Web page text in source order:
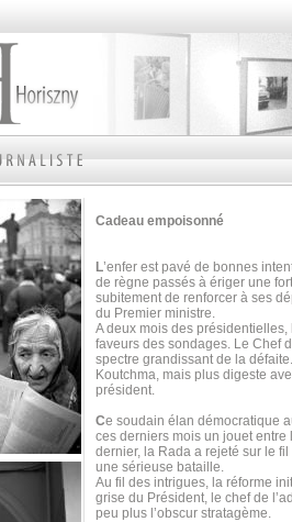
Cadeau empoisonné
L’enfer est pavé de bonnes
de règne passés à ériger une
subitement de renforcer à ses
du Premier ministre.
A deux mois des
faveurs des sondages. Le Chef
spectre grandissant de la
Koutchma, mais plus digeste
président.
Ce soudain élan démocratique
ces derniers mois un jouet
dernier, la Rada a rejeté sur le
une sérieuse bataille.
Au fil des intrigues, la réforme
grise du Président, le chef de
peu plus l’obscur stratagème.